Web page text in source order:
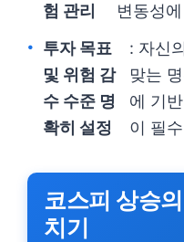
험 관리
변동성
투자 목표
및 위험 감
수 수준 명
확히 설정
: 자신
맞는
에 기
이 필
코스피 상승
치기